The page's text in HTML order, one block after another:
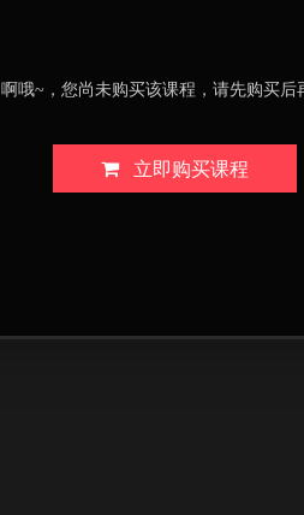
啊哦~，您尚未购买该课程，请先购买后
立即购买课程